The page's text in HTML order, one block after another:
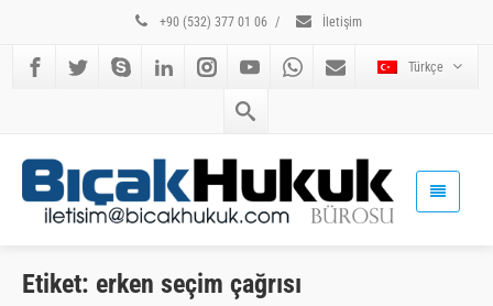
+90 (532) 377 01 06 / İletişim
Türkçe
Etiket: erken seçim çağrısı